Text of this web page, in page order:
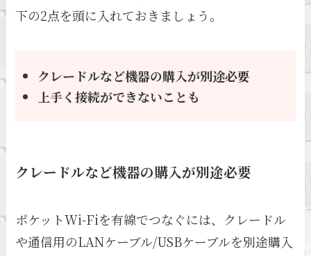
下の2点を頭に入れておきましょう。
クレードルなど機器の購入が別途必要
上手く接続ができないことも
クレードルなど機器の購入が別途必要
ポケットWi-Fiを有線でつなぐには、クレードル
や通信用のLANケーブル/USBケーブルを別途購入